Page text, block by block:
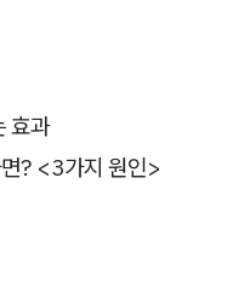
효과
? <3가지 원인>